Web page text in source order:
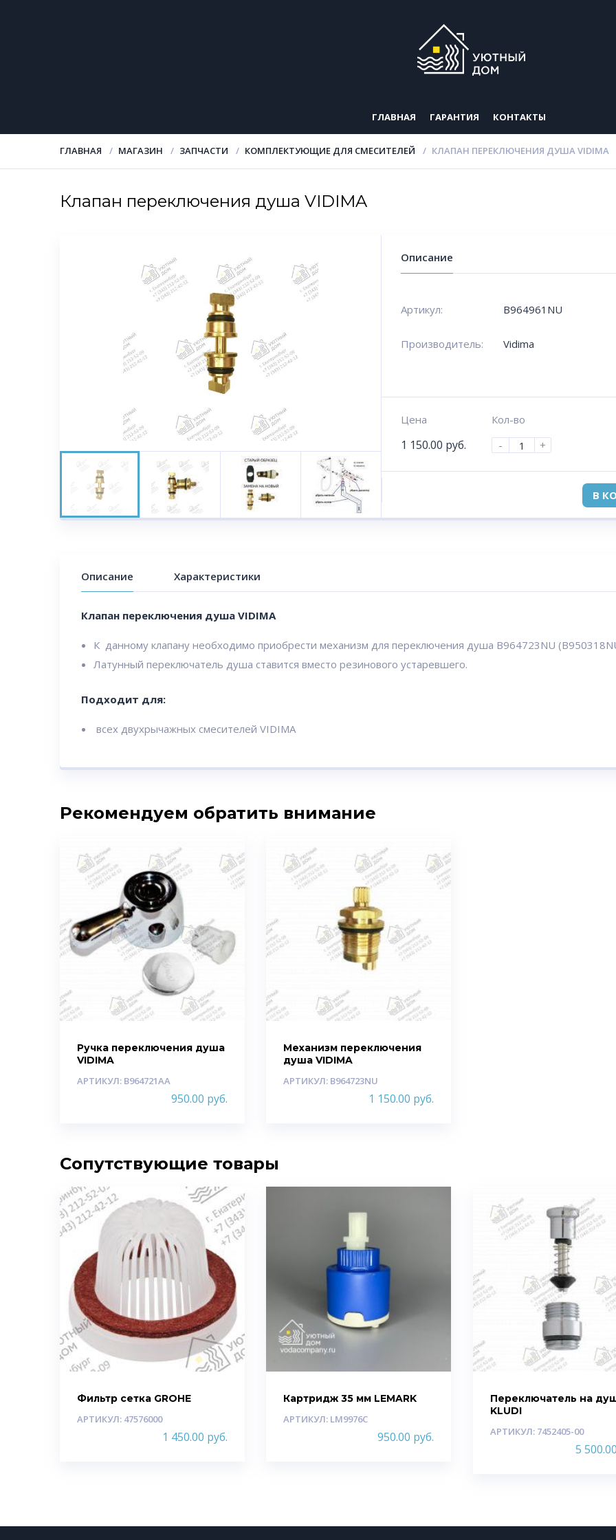
ГЛАВНАЯ ГАРАНТИЯ КОНТАКТЫ
ГЛАВНАЯ МАГАЗИН ЗАПЧАСТИ КОМПЛЕКТУЮЩИЕ ДЛЯ СМЕСИТЕЛЕЙ КЛАПАН ПЕРЕКЛЮЧЕНИЯ ДУША VIDIMA
Клапан переключения душа VIDIMA
Описание
Артикул: B964961NU
Производитель: Vidima
Цена
1 150.00 руб.
Кол-во
-
+
В
Описание Характеристики
Клапан переключения душа VIDIMA
К данному клапану необходимо приобрести механизм для переключения душа B964723NU
Латунный переключатель душа ставится вместо резинового устаревшего.
Подходит для:
всех двухрычажных смесителей VIDIMA
Рекомендуем обратить внимание
Ручка переключения душа
VIDIMA
АРТИКУЛ: B964721AA
950.00 руб.
Механизм переключения
душа VIDIMA
АРТИКУЛ: B964723NU
1 150.00 руб.
Сопутствующие товары
Фильтр сетка GROHE
АРТИКУЛ: 47576000
1 450.00 руб.
Картридж 35 мм LEMARK
АРТИКУЛ: LM9976C
950.00 руб.
Переключатель на
KLUDI
АРТИКУЛ: 7452405-00
5